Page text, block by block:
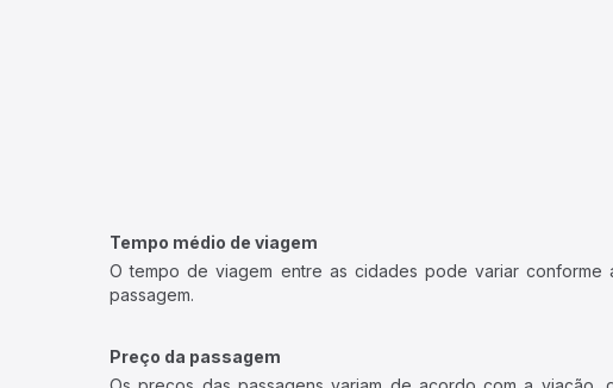
Tempo médio de viagem
O tempo de viagem entre as cidades pode variar
passagem.
Preço da passagem